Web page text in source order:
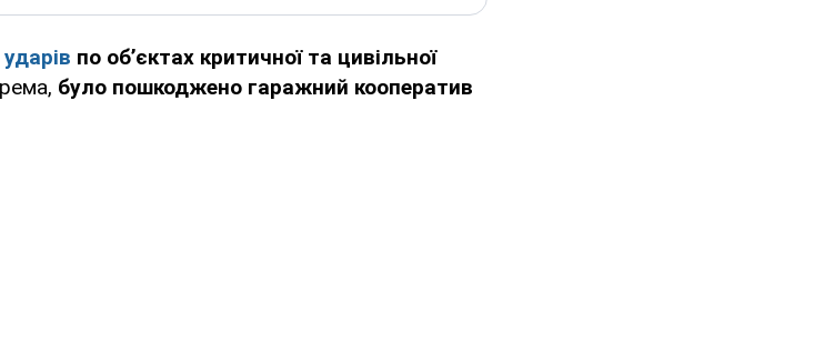
по об’єктах критичної та цивільної
було пошкоджено гаражний кооператив